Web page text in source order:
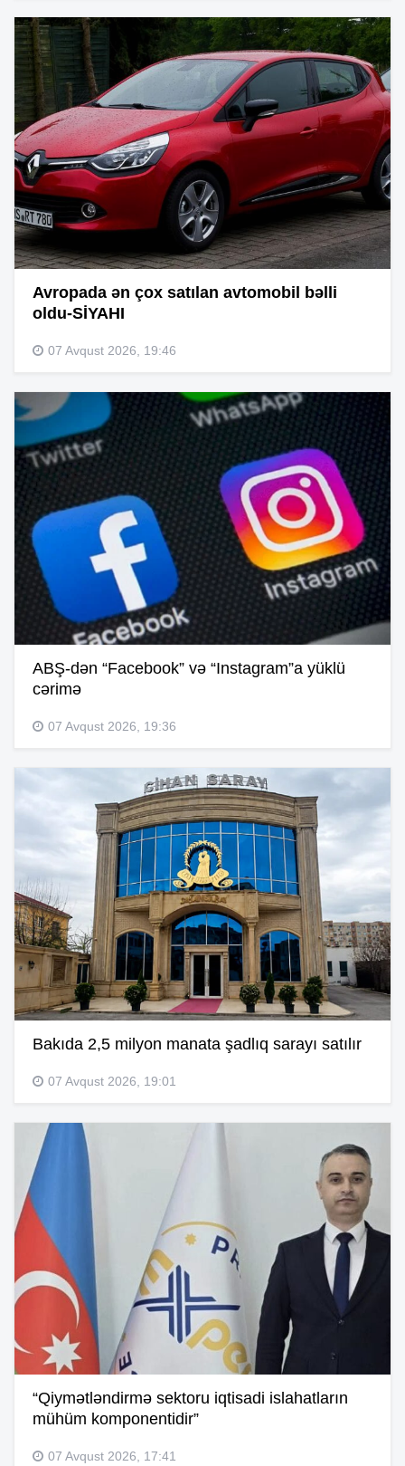
Avropada ən çox satılan avtomobil bəlli
oldu-SİYAHI
07 Avqust 2026, 19:46
ABŞ-dən “Facebook” və “Instagram”a yüklü
cərimə
07 Avqust 2026, 19:36
Bakıda 2,5 milyon manata şadlıq sarayı satılır
07 Avqust 2026, 19:01
“Qiymətləndirmə sektoru iqtisadi islahatların
mühüm komponentidir”
07 Avqust 2026, 17:41